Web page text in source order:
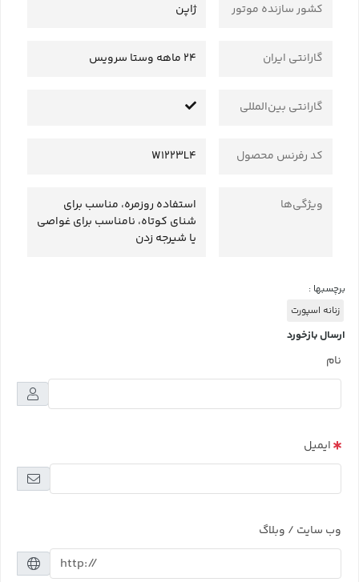
کشور سازنده موتور ژاپن
گارانتی ایران 24 ماهه وستا سرویس
گارانتی بین‌المللی
کد رفرنس محصول W1223L4
ویژگی‌ها
استفاده روزمره، مناسب برای
شنای کوتاه، نامناسب برای غواصی
یا شیرجه زدن
برچسبها :
زنانه اسپورت
ارسال بازخورد
نام
ایمیل
وب سایت / وبلاگ